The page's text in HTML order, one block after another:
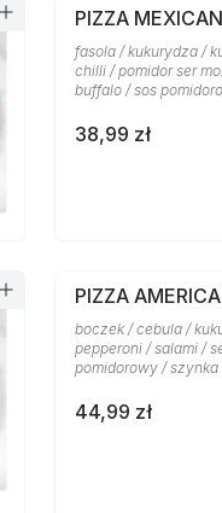
PIZZA
fasola / kukurydza /
chilli / pomidor ser
buffalo / sos
38,99 zł
PIZZA
boczek / cebula /
pepperoni / salami /
pomidorowy / szynka
44,99 zł